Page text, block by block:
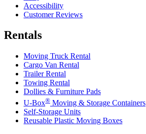
Accessibility
Customer Reviews
Rentals
Moving Truck Rental
Cargo Van Rental
Trailer Rental
Towing Rental
Dollies & Furniture Pads
U-Box® Moving & Storage Containers
Self-Storage Units
Reusable Plastic Moving Boxes